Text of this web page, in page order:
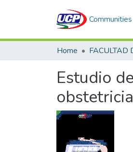
Home
Estudio